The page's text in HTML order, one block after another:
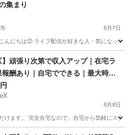
集まり
8月7日
んにちは😊 ライブ配信が好きな人・気になっ
顔出し
】頑張り次第で収入アップ｜在宅ラ
酬あり｜自宅でできる｜最大時給2
8月8日
けます。 完全在宅なので、自宅から気軽にス
イバー